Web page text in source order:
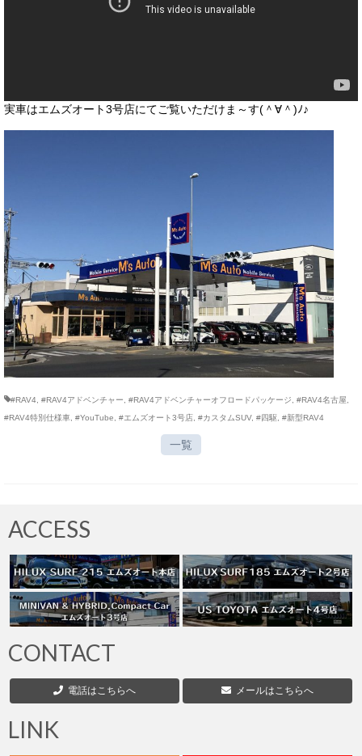
実車はエムズオート3号店にてご覧いただけま～す(＾∀＾)ﾉ♪
#RAV4, #RAV4アドベンチャー, #RAV4アドベンチャーオフロードパッケージ, #RAV4名古屋,
#RAV4特別仕様車, #YouTube, #エムズオート3号店, #カスタムSUV, #四駆, #新型RAV4
一覧
ACCESS
CONTACT
電話はこちらへ メールはこちらへ
LINK